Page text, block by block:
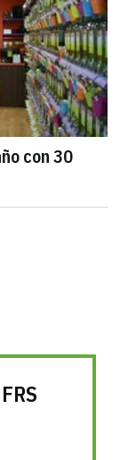
con 30